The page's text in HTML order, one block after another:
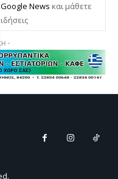
News και μάθετε
-